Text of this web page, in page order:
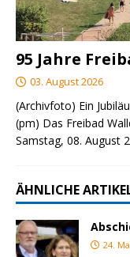
95 Jahre
03. August 2026
(Archivfoto) Ein
(pm) Das Freibad
Samstag, 08. August
ÄHNLICHE
24.